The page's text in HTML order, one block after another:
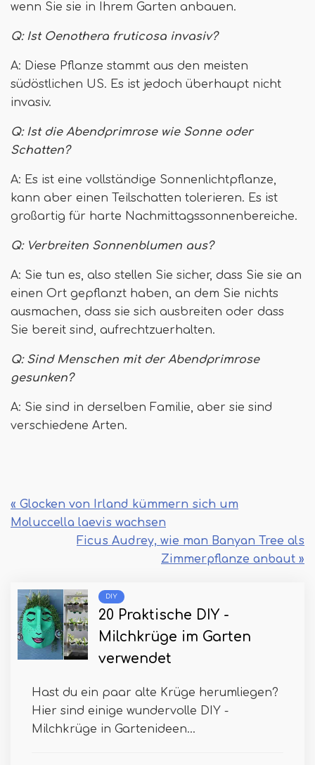
wenn Sie sie in Ihrem Garten anbauen.
Q: Ist Oenothera fruticosa invasiv?
A: Diese Pflanze stammt aus den meisten
südöstlichen US. Es ist jedoch überhaupt nicht
invasiv.
Q: Ist die Abendprimrose wie Sonne oder
Schatten?
A: Es ist eine vollständige Sonnenlichtpflanze,
kann aber einen Teilschatten tolerieren. Es ist
großartig für harte Nachmittagssonnenbereiche.
Q: Verbreiten Sonnenblumen aus?
A: Sie tun es, also stellen Sie sicher, dass Sie sie an
einen Ort gepflanzt haben, an dem Sie nichts
ausmachen, dass sie sich ausbreiten oder dass
Sie bereit sind, aufrechtzuerhalten.
Q: Sind Menschen mit der Abendprimrose
gesunken?
A: Sie sind in derselben Familie, aber sie sind
verschiedene Arten.
« Glocken von Irland kümmern sich um
Moluccella laevis wachsen
Ficus Audrey, wie man Banyan Tree als
Zimmerpflanze anbaut »
DIY
20 Praktische DIY -
Milchkrüge im Garten
verwendet
Hast du ein paar alte Krüge herumliegen?
Hier sind einige wundervolle DIY -
Milchkrüge in Gartenideen...